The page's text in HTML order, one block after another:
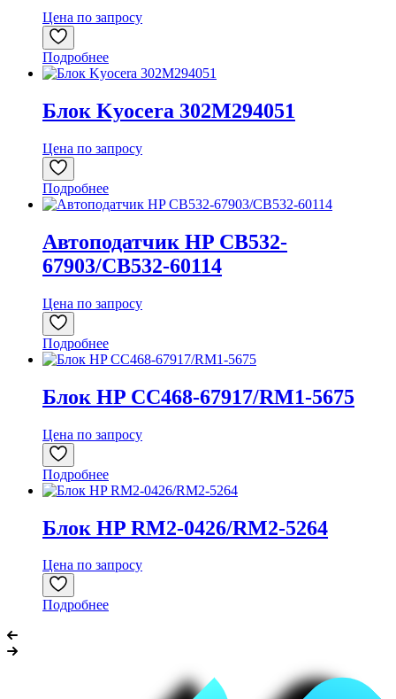
Цена по запросу
Подробнее
Блок Kyocera 302M294051
Цена по запросу
Подробнее
Автоподатчик HP CB532-
67903/CB532-60114
Цена по запросу
Подробнее
Блок HP CC468-67917/RM1-5675
Цена по запросу
Подробнее
Блок HP RM2-0426/RM2-5264
Цена по запросу
Подробнее